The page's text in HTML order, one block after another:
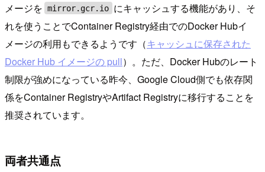
メージを mirror.gcr.io にキャッシュする機能があり、そ
れを使うことでContainer Registry経由でのDocker Hubイ
メージの利用もできるようです（キャッシュに保存された
Docker Hub イメージの pull）。ただ、Docker Hubのレート
制限が強めになっている昨今、Google Cloud側でも依存関
係をContainer RegistryやArtifact Registryに移行することを
推奨されています。
両者共通点